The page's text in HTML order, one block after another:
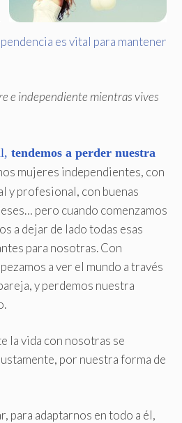
es vital para mantener
e independiente mientras vives
tendemos a perder nuestra
mujeres independientes, con
y profesional, con buenas
pero cuando comenzamos
a dejar de lado todas esas
para nosotras. Con
a ver el mundo a través
y perdemos nuestra
la vida con nosotras se
por nuestra forma de
para adaptarnos en todo a él,